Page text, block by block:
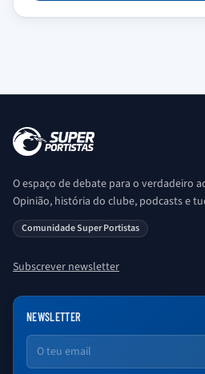
O espaço de debate para o verdadeiro
Opinião, história do clube, podcasts e
saber sobre o universo Porto. Ser Porto
Comunidade Super Portistas
Subscrever newsletter
NEWSLETTER
Email